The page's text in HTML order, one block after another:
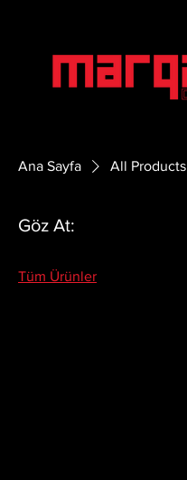
Ana Sayfa All Products
Göz At:
Tüm Ürünler